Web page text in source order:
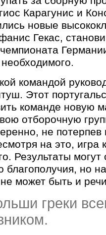
Карагунис и
новые
Гекас,
командой
Этот
команде новую
отборочную
не
на это, игра
Результаты
благополучия, но
может быть и
греки